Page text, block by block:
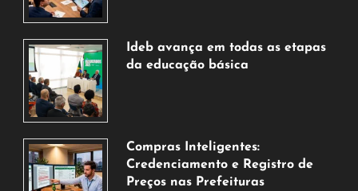
de
2026
Ideb avança em todas as etapas
da educação básica
de
2026
Compras Inteligentes:
Credenciamento e Registro de
Preços nas Prefeituras